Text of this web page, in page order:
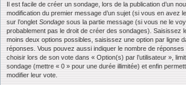
Il est facile de créer un sondage, lors de la publication d’un
modification du premier message d’un sujet (si vous en avez
sur l’onglet Sondage sous la partie message (si vous ne le
probablement pas le droit de créer des sondages). Saisissez
moins deux options possibles, saisissez une option par ligne
réponses. Vous pouvez aussi indiquer le nombre de réponses
choisir lors de son vote dans « Option(s) par l’utilisateur »,
sondage (mettre « 0 » pour une durée illimitée) et enfin
modifier leur vote.